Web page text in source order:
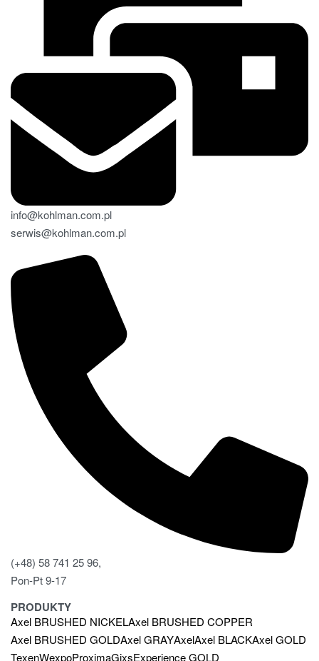
info@kohlman.com.pl
serwis@kohlman.com.pl
(+48) 58 741 25 96,
Pon-Pt 9-17
PRODUKTY
Axel BRUSHED NICKELAxel BRUSHED COPPER
Axel BRUSHED GOLDAxel GRAYAxelAxel BLACKAxel GOLD
TexenWexpoProximaGixsExperience GOLD